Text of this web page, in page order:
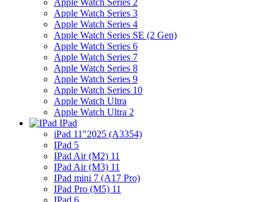
Apple Watch Series 2
Apple Watch Series 3
Apple Watch Series 4
Apple Watch Series SE (2 Gen)
Apple Watch Series 6
Apple Watch Series 7
Apple Watch Series 8
Apple Watch Series 9
Apple Watch Series 10
Apple Watch Ultra
Apple Watch Ultra 2
IPad
iPad 11"2025 (A3354)
IPad 5
IPad Air (M2) 11
IPad Air (M3) 11
IPad mini 7 (A17 Pro)
IPad Pro (M5) 11
IPad 6